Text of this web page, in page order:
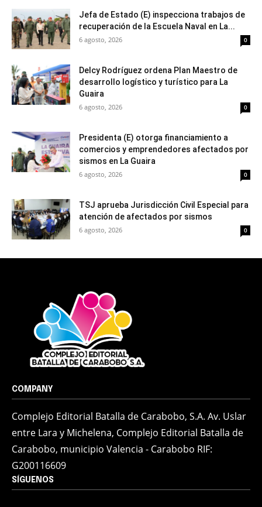
Jefa de Estado (E) inspecciona trabajos de
recuperación de la Escuela Naval en La...
6 agosto, 2026 0
Delcy Rodríguez ordena Plan Maestro de
desarrollo logístico y turístico para La
Guaira
6 agosto, 2026 0
Presidenta (E) otorga financiamiento a
comercios y emprendedores afectados por
sismos en La Guaira
6 agosto, 2026 0
TSJ aprueba Jurisdicción Civil Especial para
atención de afectados por sismos
6 agosto, 2026 0
COMPANY
Complejo Editorial Batalla de Carabobo, S.A. Av. Uslar
entre Lara y Michelena, Complejo Editorial Batalla de
Carabobo, municipio Valencia - Carabobo RIF:
G200116609
SÍGUENOS